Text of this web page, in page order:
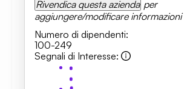
Rivendica questa azienda per
aggiungere/modificare informazioni
Numero di dipendenti:
100-249
Segnali di Interesse: